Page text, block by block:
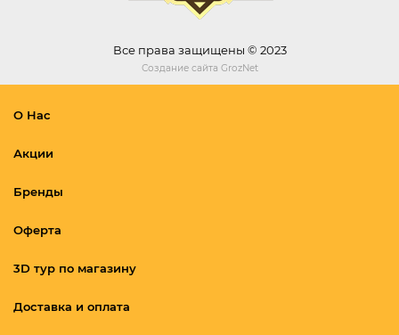
Все права защищены © 2023
Создание сайта GrozNet
О Нас
Акции
Бренды
Оферта
3D тур по магазину
Доставка и оплата